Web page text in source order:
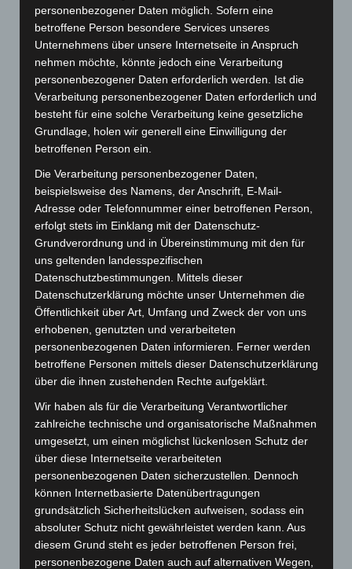
Sonderfarbendruck.de bietet Ihnen hochwertigen und
exklusiven Druck zu günstigen Preisen. Entdecken Sie die
Vielfalt unserer hochwertigen Papiersorten, die Ihr
Briefpapier zu etwas ganz Besonderem machen.
Sonderfarben sind bei uns kein Extrawunsch, sondern
Programm.
Hochwertige Drucksachen in Sonderfarben
aus Ihrer qualitätsbewussten und
preisgünstigen Onlinedruckerei
Sonderfarbendruck.de
Wir produzieren Ihre Drucksachen in Sonderfarben auf
verschiedenen Feinpapieren. Dabei haben Sie die Wahl aus
Papieren von Gmund, Römerturm etc. Ist die von Ihnen
gesuchte Papiersorte nicht dabei, so bestellen wir diese
gerne für Sie individuell.
Wir drucken echte Sonderfarben, dabei machen wir keinen
Unterschied zu Tönen aus der HKS oder Pantoneskala. Für
uns sind Sonderfarben (auch Metallic) keine Extrawünsche,
sondern wir drucken Sonderfarben ohne Aufpreis. Und zwar
echte Sonderfarben, denn wir lassen unsere Farben stets
individuell anmischen und drucken aus Überzeugung nicht
aus der Euroskala und zu 100% im Offsetdruck.
Sonderfarbendruck.de ist Ihre
Onlinedruckerei für besondere
Spezifikationen auf speziellen Papieren.
Das Portal wird betrieben von der DRUCK-Kultur GmbH, einer
alteingesessenen mittelständischen Münchner Druckerei.
Sonderfarbendruck.de ist ein Online-Druck-Portal, auf dem
Sie keine 08/15-Produkte finden, sondern Druckerzeugnisse
aus hervorragender Qualität, gedruckt mit jahrelanger
Erfahrung und Qualitätsbewusstsein.
personenbezogener Daten möglich. Sofern eine
betroffene Person besondere Services unseres
Unternehmens über unsere Internetseite in Anspruch
nehmen möchte, könnte jedoch eine Verarbeitung
personenbezogener Daten erforderlich werden. Ist die
Verarbeitung personenbezogener Daten erforderlich und
besteht für eine solche Verarbeitung keine gesetzliche
Grundlage, holen wir generell eine Einwilligung der
betroffenen Person ein.
Die Verarbeitung personenbezogener Daten,
beispielsweise des Namens, der Anschrift, E-Mail-
Adresse oder Telefonnummer einer betroffenen Person,
erfolgt stets im Einklang mit der Datenschutz-
Grundverordnung und in Übereinstimmung mit den für
uns geltenden landesspezifischen
Datenschutzbestimmungen. Mittels dieser
Datenschutzerklärung möchte unser Unternehmen die
Öffentlichkeit über Art, Umfang und Zweck der von uns
erhobenen, genutzten und verarbeiteten
personenbezogenen Daten informieren. Ferner werden
betroffene Personen mittels dieser Datenschutzerklärung
über die ihnen zustehenden Rechte aufgeklärt.
Wir haben als für die Verarbeitung Verantwortlicher
zahlreiche technische und organisatorische Maßnahmen
umgesetzt, um einen möglichst lückenlosen Schutz der
über diese Internetseite verarbeiteten
personenbezogenen Daten sicherzustellen. Dennoch
können Internetbasierte Datenübertragungen
grundsätzlich Sicherheitslücken aufweisen, sodass ein
absoluter Schutz nicht gewährleistet werden kann. Aus
diesem Grund steht es jeder betroffenen Person frei,
personenbezogene Daten auch auf alternativen Wegen,